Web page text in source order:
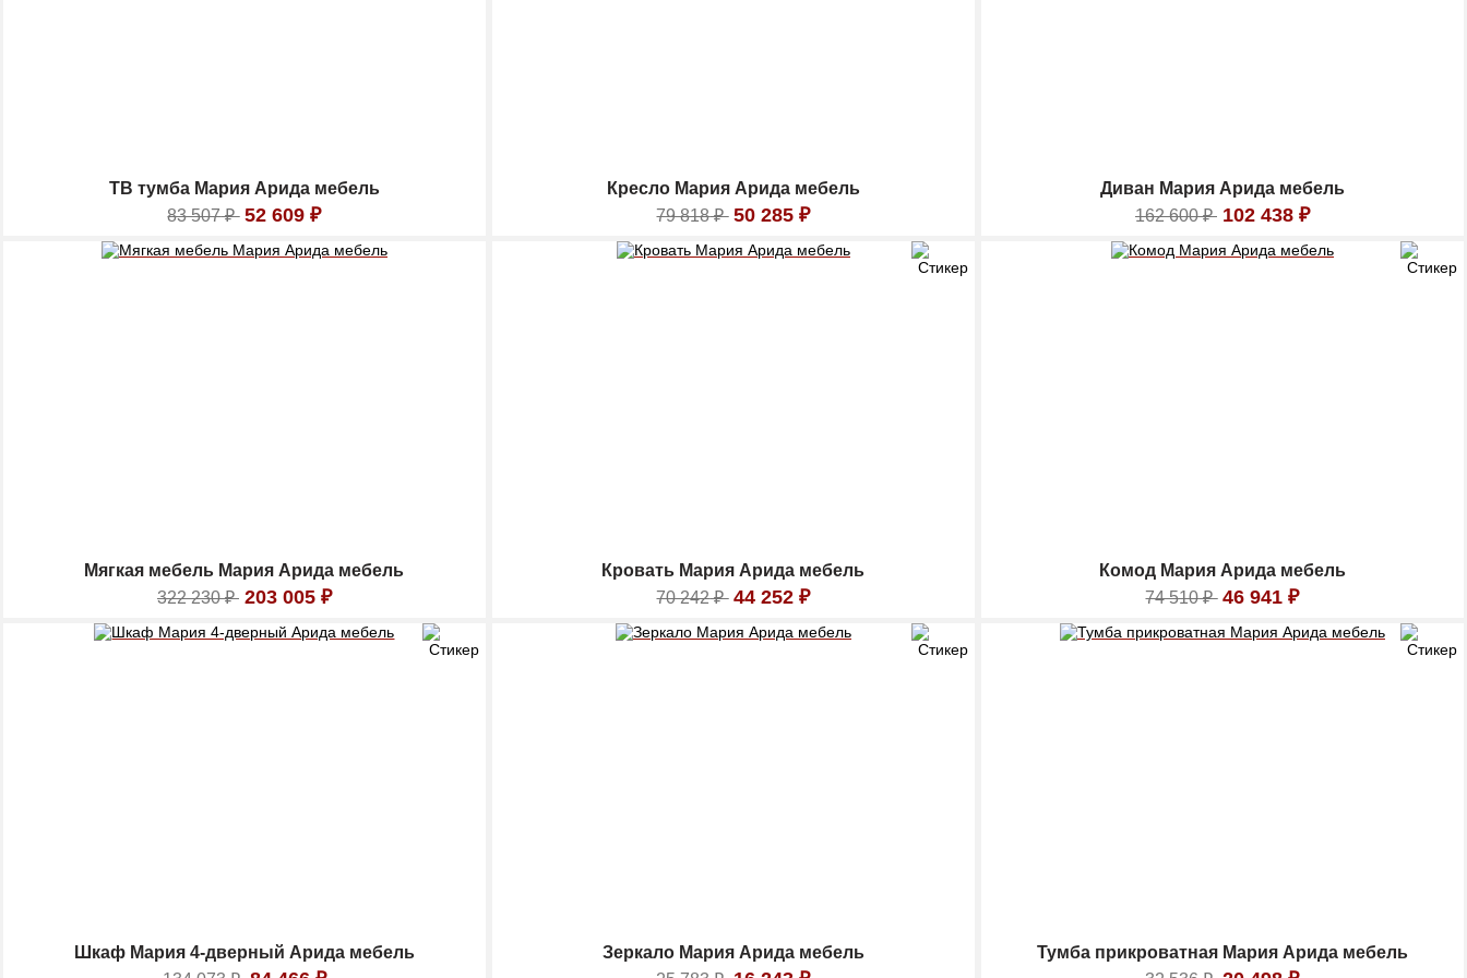
ТВ тумба Мария Арида мебель
83 507₽ 52 609 ₽
Кресло Мария Арида мебель
79 818₽ 50 285 ₽
Диван Мария Арида мебель
162 600₽ 102 438 ₽
Мягкая мебель Мария Арида мебель
322 230₽ 203 005 ₽
Кровать Мария Арида мебель
70 242₽ 44 252 ₽
Комод Мария Арида мебель
74 510₽ 46 941 ₽
Шкаф Мария 4-дверный Арида мебель
Зеркало Мария Арида мебель
Тумба прикроватная Мария Арида мебель